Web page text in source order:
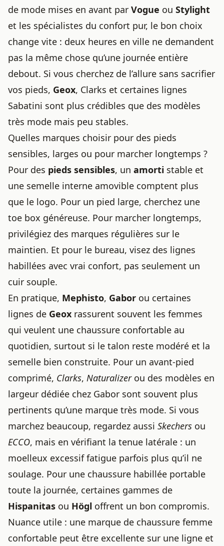
de mode mises en avant par Vogue ou Stylight
et les spécialistes du confort pur, le bon choix
change vite : deux heures en ville ne demandent
pas la même chose qu’une journée entière
debout. Si vous cherchez de l’allure sans sacrifier
vos pieds, Geox, Clarks et certaines lignes
Sabatini sont plus crédibles que des modèles
très mode mais peu stables.
Quelles marques choisir pour des pieds
sensibles, larges ou pour marcher longtemps ?
Pour des pieds sensibles, un amorti stable et
une semelle interne amovible comptent plus
que le logo. Pour un pied large, cherchez une
toe box généreuse. Pour marcher longtemps,
privilégiez des marques régulières sur le
maintien. Et pour le bureau, visez des lignes
habillées avec vrai confort, pas seulement un
cuir souple.
En pratique, Mephisto, Gabor ou certaines
lignes de Geox rassurent souvent les femmes
qui veulent une chaussure confortable au
quotidien, surtout si le talon reste modéré et la
semelle bien construite. Pour un avant-pied
comprimé, Clarks, Naturalizerou des modèles en
largeur dédiée chez Gabor sont souvent plus
pertinents qu’une marque très mode. Si vous
marchez beaucoup, regardez aussi Skechers ou
ECCO, mais en vérifiant la tenue latérale : un
moelleux excessif fatigue parfois plus qu’il ne
soulage. Pour une chaussure habillée portable
toute la journée, certaines gammes de
Hispanitas ou Högl offrent un bon compromis.
Nuance utile : une marque de chaussure femme
confortable peut être excellente sur une ligne et